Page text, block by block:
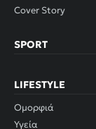
Cover Story
SPORT
LIFESTYLE
Ομορφιά
Υγεία